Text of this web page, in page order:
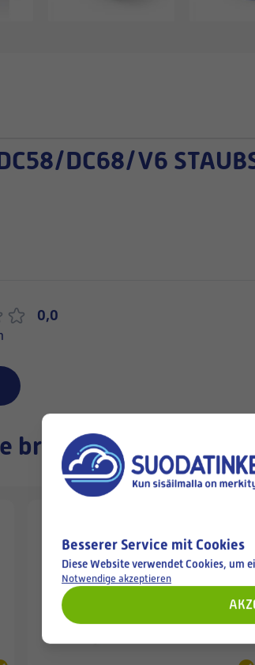
DC68/V6
0,0
brauchen
Besserer Service mit Cookies
Diese Website verwendet Cookies, um
Notwendige akzeptieren